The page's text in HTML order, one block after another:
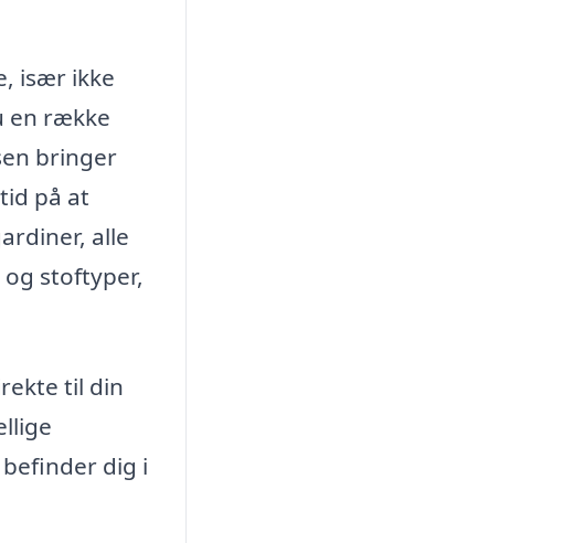
især ikke
en række
bringer
på at
alle
stoftyper,
til din
dig i